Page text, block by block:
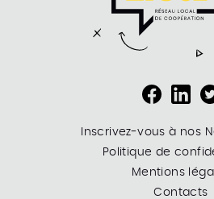
Inscrivez-vous à nos
Politique de
Mentions
Contacts